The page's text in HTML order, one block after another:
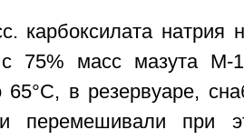
карбоксилата натрия
75% масс мазута М-
65°C, в резервуаре,
перемешивали при